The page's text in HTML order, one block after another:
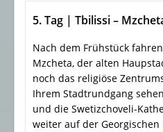
5. Tag | Tbilissi –
Nach dem Frühstück
Mzcheta, der alten
noch das religiöse
Ihrem Stadtrundgang
und die Swetizchoveli-
weiter auf der